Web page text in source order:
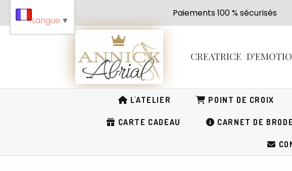
Paiements 100 %
CREATRICE
L'ATELIER POINT DE CROIX
CARTE CADEAU CARNET DE
Langue ▼